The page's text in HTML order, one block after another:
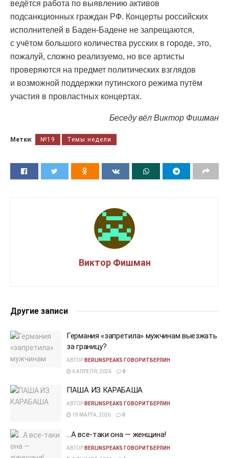
ведётся работа по выявлению активов
подсанкционных граждан РФ. Концерты российских
исполнителей в Баден-Бадене не запрещаются,
с учётом большого количества русских в городе, это,
пожалуй, сложно реализуемо, но все артисты
проверяются на предмет политических взглядов
и возможной поддержки путинского режима путём
участия в провластных концертах.
Беседу вёл Виктор Фишман
Метки: №19 Темы недели
Виктор Фишман
Другие записи
Германия «запретила» мужчинам выезжать
за границу?
АВТОР BERLINSPEAKS ГОВОРИТБЕРЛИН
6 АПРЕЛЯ, 2026
0
ПАША ИЗ КАРАБАША
АВТОР BERLINSPEAKS ГОВОРИТБЕРЛИН
19 МАРТА, 2026
0
…А все-таки она — женщина!
АВТОР BERLINSPEAKS ГОВОРИТБЕРЛИН